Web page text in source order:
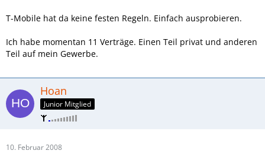
danke!
T-Mobile hat da keine festen Regeln. Einfach ausprobieren.
Ich habe momentan 11 Verträge. Einen Teil privat und anderen
Teil auf mein Gewerbe.
Hoan
Junior Mitglied
10. Februar 2008